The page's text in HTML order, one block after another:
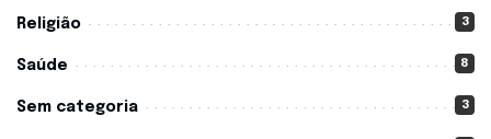
Religião 3
Saúde 8
Sem categoria 3